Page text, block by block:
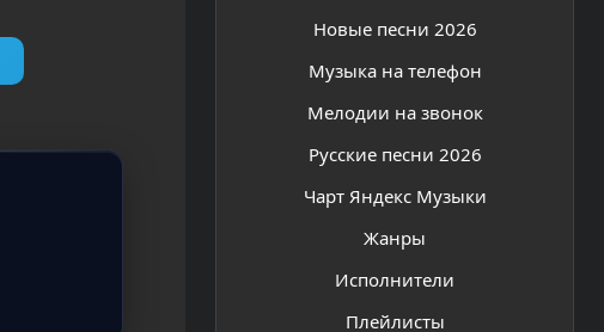
Новые песни 2026
Музыка на телефон
Мелодии на звонок
Русские песни 2026
Чарт Яндекс Музыки
Жанры
Исполнители
Плейлисты